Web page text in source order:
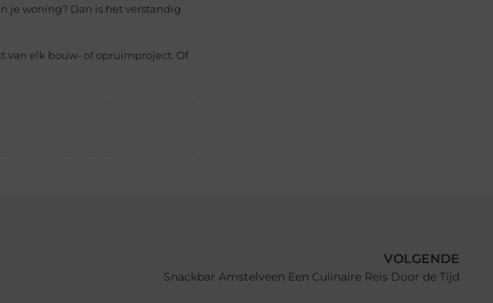
je woning? Dan is het verstandig
van elk bouw- of opruimproject. Of
VOLGENDE
Snackbar Amstelveen Een Culinaire Reis Door de Tijd